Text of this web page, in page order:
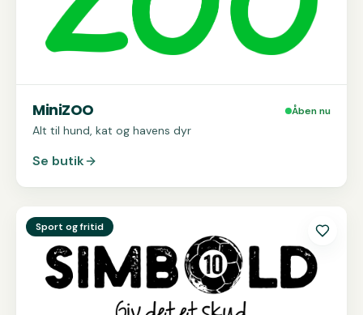
MiniZOO Åben nu
Alt til hund, kat og havens dyr
Se butik
SeSimbold
Sport og fritid